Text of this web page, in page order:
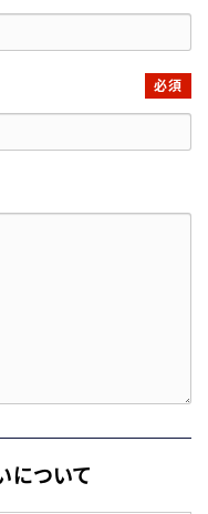
必須
について